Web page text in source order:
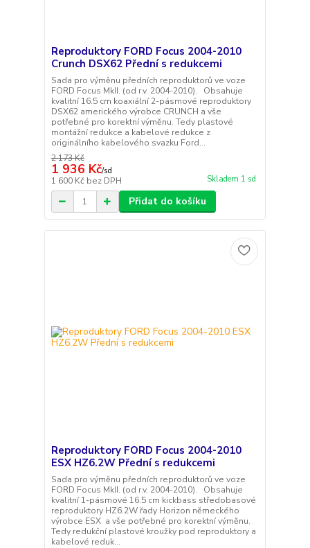
Reproduktory FORD Focus 2004-2010
Crunch DSX62 Přední s redukcemi
Sada pro výměnu předních reproduktorů ve voze
FORD Focus MkII. (od r.v. 2004-2010). Obsahuje
kvalitní 16.5 cm koaxiální 2-pásmové reproduktory
DSX62 amerického výrobce CRUNCH a vše
potřebné pro korektní výměnu. Tedy plastové
montážní redukce a kabelové redukce z
originálního kabelového svazku Ford...
2 173 Kč
1 936 Kč/sd
1 600 Kč bez DPH Skladem 1 sd
Přidat do košíku
Reproduktory FORD Focus 2004-2010
ESX HZ6.2W Přední s redukcemi
Sada pro výměnu předních reproduktorů ve voze
FORD Focus MkII. (od r.v. 2004-2010). Obsahuje
kvalitní 1-pásmové 16.5 cm kickbass středobasové
reproduktory HZ6.2W řady Horizon německého
výrobce ESX a vše potřebné pro korektní výměnu.
Tedy redukční plastové kroužky pod reproduktory a
kabelové reduk...